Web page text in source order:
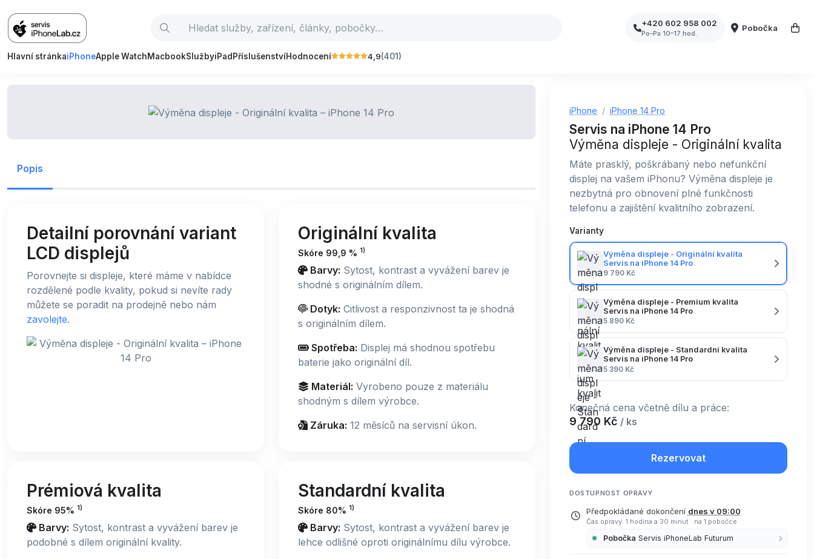
+420 602 958 002
Po–Pa 10–17 hod.
Pobočka
Hlavní stránkaiPhoneApple WatchMacbookSlužbyiPad PříslušenstvíHodnocení 4,9(401)
Popis
Detailní porovnání variant
LCD displejů
Porovnejte si displeje, které máme v nabídce
rozdělené podle kvality, pokud si nevíte rady
můžete se poradit na prodejně nebo nám
zavolejte.
Originální kvalita
Skóre 99,9 % 1)
Barvy: Sytost, kontrast a vyvážení barev je
shodné s originálním dílem.
Dotyk: Citlivost a responzivnost ta je shodná
s originálním dílem.
Spotřeba: Displej má shodnou spotřebu
baterie jako originální díl.
Materiál: Vyrobeno pouze z materiálu
shodným s dílem výrobce.
Záruka: 12 měsíců na servisní úkon.
Prémiová kvalita
Skóre 95% 1)
Barvy: Sytost, kontrast a vyvážení barev je
podobné s dílem originální kvality.
Standardní kvalita
Skóre 80% 1)
Barvy: Sytost, kontrast a vyvážení barev je
lehce odlišné oproti originálnímu dílu výrobce.
iPhone iPhone 14 Pro
Servis na iPhone 14 Pro
Výměna displeje - Originální kvalita
Máte prasklý, poškrábaný nebo nefunkční
displej na vašem iPhonu? Výměna displeje je
nezbytná pro obnovení plné funkčnosti
telefonu a zajištění kvalitního zobrazení.
Varianty
Výměna displeje - Originální kvalita
Servis na iPhone 14 Pro
9 790 Kč
Výměna displeje - Premium kvalita
Servis na iPhone 14 Pro
5 890 Kč
Výměna displeje - Standardní kvalita
Servis na iPhone 14 Pro
5 390 Kč
Konečná cena včetně dílu a práce:
9 790 Kč / ks
Rezervovat
DOSTUPNOST OPRAVY
Předpokládané dokončení dnes v 09:00
Čas opravy: 1 hodina a 30 minut · na 1 pobočce
Pobočka Servis iPhoneLab Futurum